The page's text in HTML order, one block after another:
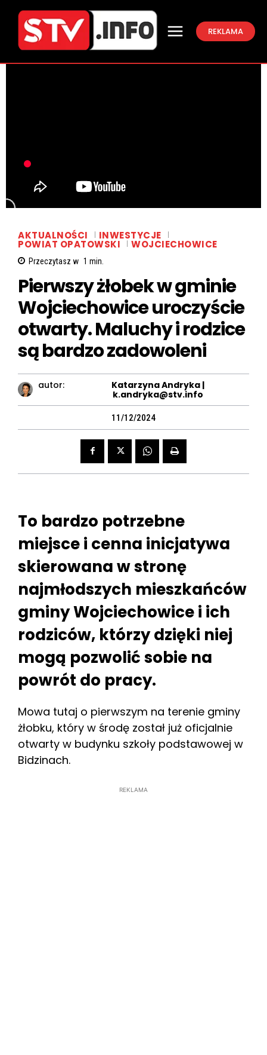
REKLAMA
AKTUALNOŚCI INWESTYCJE
POWIAT OPATOWSKI WOJCIECHOWICE
Przeczytasz w 1 min.
Pierwszy żłobek w gminie
Wojciechowice uroczyście
otwarty. Maluchy i rodzice
są bardzo zadowoleni
autor:
Katarzyna Andryka |
k.andryka@stv.info
11/12/2024
To bardzo potrzebne
miejsce i cenna inicjatywa
skierowana w stronę
najmłodszych mieszkańców
gminy Wojciechowice i ich
rodziców, którzy dzięki niej
mogą pozwolić sobie na
powrót do pracy.
Mowa tutaj o pierwszym na terenie gminy
żłobku, który w środę został już oficjalnie
otwarty w budynku szkoły podstawowej w
Bidzinach.
REKLAMA